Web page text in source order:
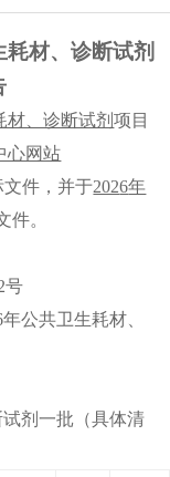
材、诊断试剂
材、诊断试剂项目
心网站
文件，并于2026年
件。
号
公共卫生耗材、
剂一批（具体清